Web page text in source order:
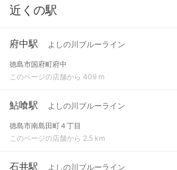
近くの駅
府中駅 よしの川ブルーライン
徳島市国府町府中
このページの店舗から 409 m
鮎喰駅 よしの川ブルーライン
徳島市南島田町４丁目
このページの店舗から 2.5 km
石井駅 よしの川ブルーライン